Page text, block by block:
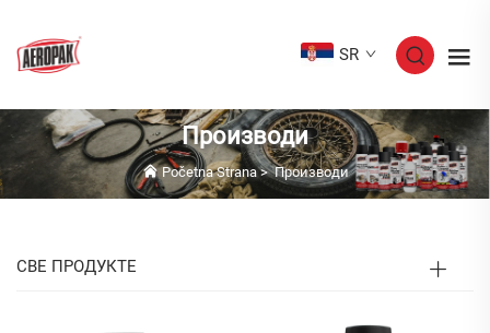
SR
Производи
Početna Strana>Производи
СВЕ ПРОДУКТЕ